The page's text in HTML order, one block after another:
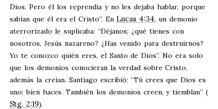
Dios. Pero él los reprendía y no les dejaba hablar, porque
sabían que él era el Cristo”. En Lucas 4:34, un demonio
aterrorizado le suplicaba: “Déjanos; ¿qué tienes con
nosotros, Jesús nazareno? ¿Has venido para destruirnos?
Yo te conozco quién eres, el Santo de Dios”. No era solo
que los demonios conocieran la verdad sobre Cristo,
además la creían. Santiago escribió: “Tú crees que Dios es
uno; bien haces. También los demonios creen, y tiemblan” (
Stg. 2:19).